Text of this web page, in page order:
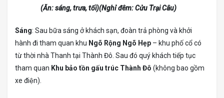
(Ăn: sáng, trưa, tối)(Nghỉ đêm: Cửu Trại Câu)
Sáng: Sau bữa sáng ở khách sạn, đoàn trả phòng và khởi
hành đi tham quan khu Ngõ Rộng Ngõ Hẹp – khu phố cổ có
từ thời nhà Thanh tại Thành Đô. Sau đó quý khách tiếp tục
tham quan Khu bảo tồn gấu trúc Thành Đô (không bao gồm
xe điện).